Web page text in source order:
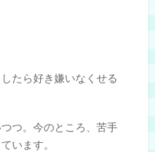
たら好き嫌いなくせる
つ。今のところ、苦手
います。